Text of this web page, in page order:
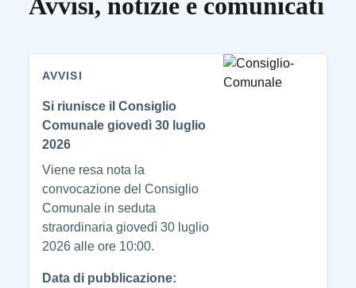
AVVISI
Si riunisce il Consiglio
Comunale giovedì 30 luglio
2026
Viene resa nota la
convocazione del Consiglio
Comunale in seduta
straordinaria giovedì 30 luglio
2026 alle ore 10:00.
Data di pubblicazione: